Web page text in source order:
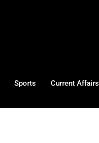
Sports Current Affairs